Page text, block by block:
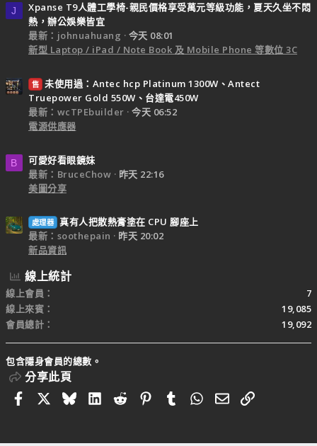
J
Xpanse T9人體工學椅-親民價格享受萬元等級功能，夏天久坐不悶
熱，辦公娛樂皆宜
最新：johnuahuang
今天 08:01
新型 Laptop / iPad / Note Book 及 Mobile Phone 等數位 3C
售 未使用過：Antec hcp Platinum 1300W、Antect
Truepower Gold 550W、台達電450W
最新：wcTPEbuilder
今天 06:52
電源供應器
B
可愛好看眼鏡妹
最新：BruceChow
昨天 22:16
美圖分享
處理器 真有人把散熱膏塗在 CPU 腳座上
最新：soothepain
昨天 20:02
新品資訊
線上統計
線上會員
7
線上來賓
19,085
會員總計
19,092
包含隱身會員的總數。
分享此頁
FacebookBlueskyLinkedIn
RedditPinterestTumblrWhatsApp
電子郵件
連結